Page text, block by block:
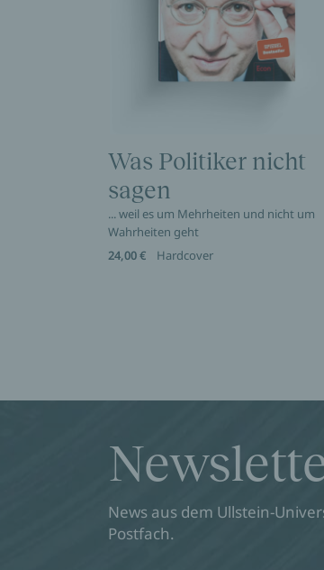
Was Politiker nicht
sagen
... weil es um Mehrheiten und nicht um
Wahrheiten geht
24,00 €
Hardcover
News aus dem Ullstein-
Postfach.